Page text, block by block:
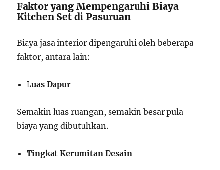
Faktor yang Mempengaruhi Biaya
Kitchen Set di Pasuruan
Biaya jasa interior dipengaruhi oleh beberapa
faktor, antara lain:
Luas Dapur
Semakin luas ruangan, semakin besar pula
biaya yang dibutuhkan.
Tingkat Kerumitan Desain